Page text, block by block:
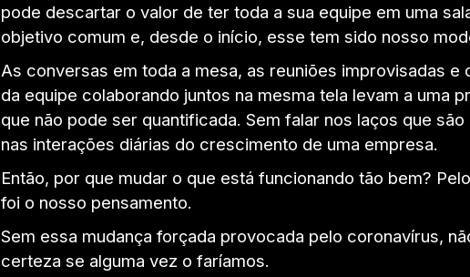
pode descartar o valor de ter toda a sua equipe em uma
objetivo comum e, desde o início, esse tem sido nosso
As conversas em toda a mesa, as reuniões improvisadas e
da equipe colaborando juntos na mesma tela levam a uma
que não pode ser quantificada. Sem falar nos laços que
nas interações diárias do crescimento de uma empresa.
Então, por que mudar o que está funcionando tão bem?
foi o nosso pensamento.
Sem essa mudança forçada provocada pelo coronavírus,
certeza se alguma vez o faríamos.